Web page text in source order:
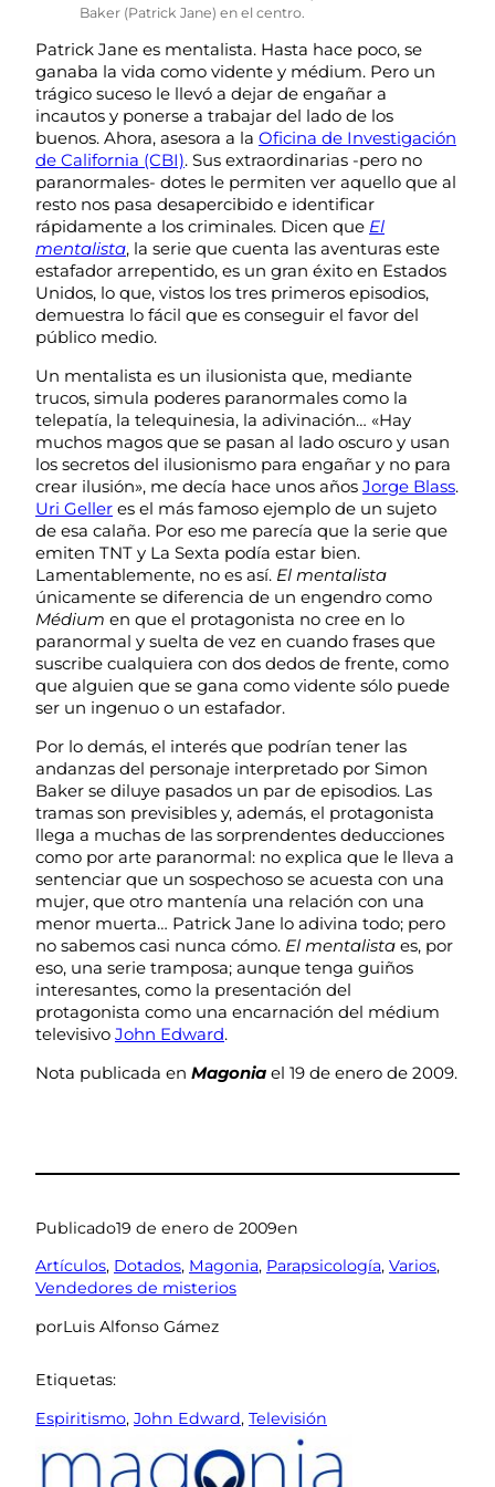
Baker (Patrick Jane) en el centro.
Patrick Jane es mentalista. Hasta hace poco, se
ganaba la vida como vidente y médium. Pero un
trágico suceso le llevó a dejar de engañar a
incautos y ponerse a trabajar del lado de los
buenos. Ahora, asesora a la Oficina de Investigación
de California (CBI). Sus extraordinarias -pero no
paranormales- dotes le permiten ver aquello que al
resto nos pasa desapercibido e identificar
rápidamente a los criminales. Dicen que El
mentalista, la serie que cuenta las aventuras este
estafador arrepentido, es un gran éxito en Estados
Unidos, lo que, vistos los tres primeros episodios,
demuestra lo fácil que es conseguir el favor del
público medio.
Un mentalista es un ilusionista que, mediante
trucos, simula poderes paranormales como la
telepatía, la telequinesia, la adivinación… «Hay
muchos magos que se pasan al lado oscuro y usan
los secretos del ilusionismo para engañar y no para
crear ilusión», me decía hace unos años Jorge Blass.
Uri Geller es el más famoso ejemplo de un sujeto
de esa calaña. Por eso me parecía que la serie que
emiten TNT y La Sexta podía estar bien.
Lamentablemente, no es así. El mentalista
únicamente se diferencia de un engendro como
Médium en que el protagonista no cree en lo
paranormal y suelta de vez en cuando frases que
suscribe cualquiera con dos dedos de frente, como
que alguien que se gana como vidente sólo puede
ser un ingenuo o un estafador.
Por lo demás, el interés que podrían tener las
andanzas del personaje interpretado por Simon
Baker se diluye pasados un par de episodios. Las
tramas son previsibles y, además, el protagonista
llega a muchas de las sorprendentes deducciones
como por arte paranormal: no explica que le lleva a
sentenciar que un sospechoso se acuesta con una
mujer, que otro mantenía una relación con una
menor muerta… Patrick Jane lo adivina todo; pero
no sabemos casi nunca cómo. El mentalista es, por
eso, una serie tramposa; aunque tenga guiños
interesantes, como la presentación del
protagonista como una encarnación del médium
televisivo John Edward.
Nota publicada en Magonia el 19 de enero de 2009.
Publicado19 de enero de 2009en
Artículos, Dotados, Magonia, Parapsicología, Varios
Vendedores de misterios
porLuis Alfonso Gámez
Etiquetas:
Espiritismo, John Edward, Televisión